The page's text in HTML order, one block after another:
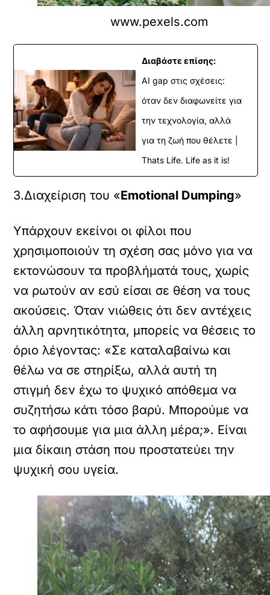
www.pexels.com
Διαβάστε επίσης:
AI gap στις σχέσεις:
όταν δεν διαφωνείτε για
την τεχνολογία, αλλά
για τη ζωή που θέλετε |
Thats Life. Life as it is!
3.Διαχείριση του «Emotional Dumping»
Υπάρχουν εκείνοι οι φίλοι που
χρησιμοποιούν τη σχέση σας μόνο για να
εκτονώσουν τα προβλήματά τους, χωρίς
να ρωτούν αν εσύ είσαι σε θέση να τους
ακούσεις. Όταν νιώθεις ότι δεν αντέχεις
άλλη αρνητικότητα, μπορείς να θέσεις το
όριο λέγοντας: «Σε καταλαβαίνω και
θέλω να σε στηρίξω, αλλά αυτή τη
στιγμή δεν έχω το ψυχικό απόθεμα να
συζητήσω κάτι τόσο βαρύ. Μπορούμε να
το αφήσουμε για μια άλλη μέρα;». Είναι
μια δίκαιη στάση που προστατεύει την
ψυχική σου υγεία.